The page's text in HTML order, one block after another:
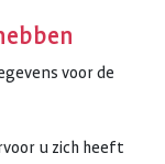
voor de
u zich heeft